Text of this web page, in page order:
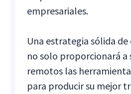
empresariales.
Una estrategia sólida
no solo proporcionará a
remotos las
para producir su mejor